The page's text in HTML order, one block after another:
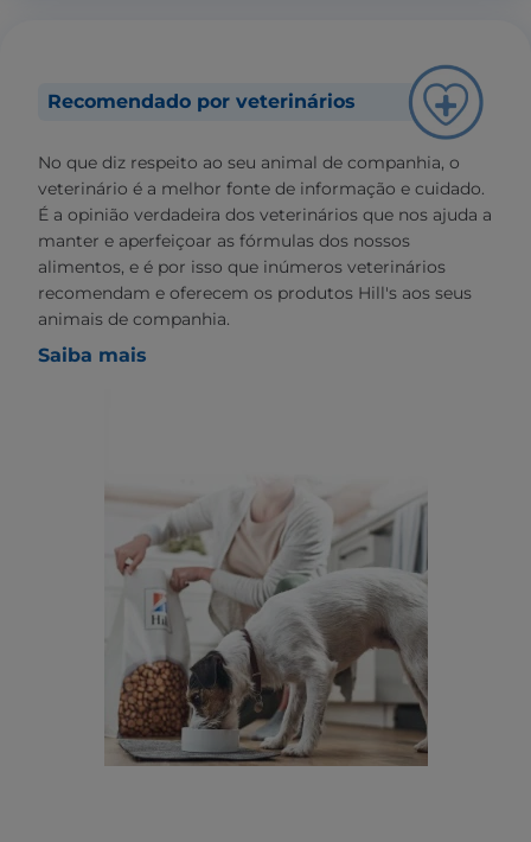
Recomendado por veterinários
No que diz respeito ao seu animal de companhia, o
veterinário é a melhor fonte de informação e cuidado.
É a opinião verdadeira dos veterinários que nos ajuda a
manter e aperfeiçoar as fórmulas dos nossos
alimentos, e é por isso que inúmeros veterinários
recomendam e oferecem os produtos Hill's aos seus
animais de companhia.
Saiba mais